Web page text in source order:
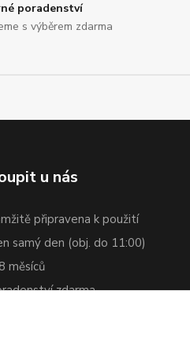
poradenství
s výběrem zdarma
u nás
připravena k použití
samý den (obj. do 11:00)
měsíců
zdarma